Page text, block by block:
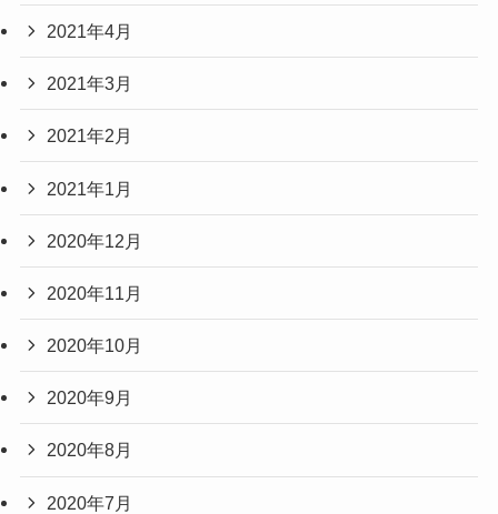
2021年4月
2021年3月
2021年2月
2021年1月
2020年12月
2020年11月
2020年10月
2020年9月
2020年8月
2020年7月